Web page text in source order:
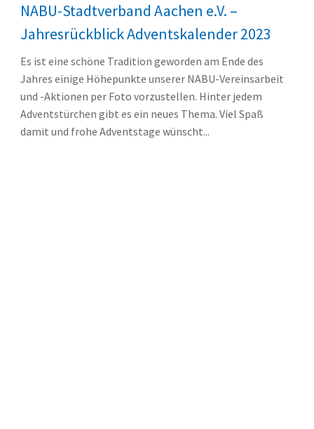
NABU-Stadtverband Aachen e.V. –
Jahresrückblick Adventskalender 2023
Es ist eine schöne Tradition geworden am Ende des
Jahres einige Höhepunkte unserer NABU-Vereinsarbeit
und -Aktionen per Foto vorzustellen. Hinter jedem
Adventstürchen gibt es ein neues Thema. Viel Spaß
damit und frohe Adventstage wünscht...